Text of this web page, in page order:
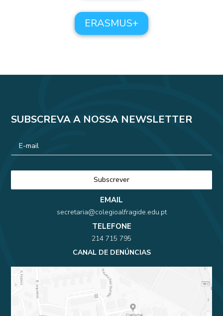
ERASMUS+
SUBSCREVA A NOSSA NEWSLETTER
EMAIL
secretaria@colegioalfragide.edu.pt
TELEFONE
214 715 795
CANAL DE DENÚNCIAS